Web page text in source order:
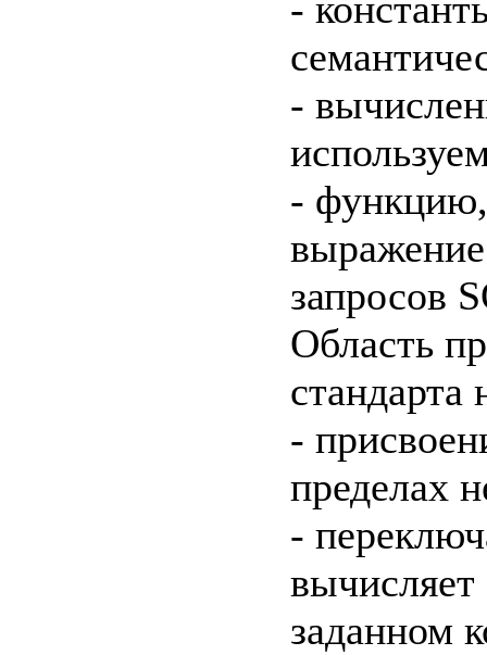
-
-
- функцию,
запросов
Область
стандарта
-
пределах
-
заданном